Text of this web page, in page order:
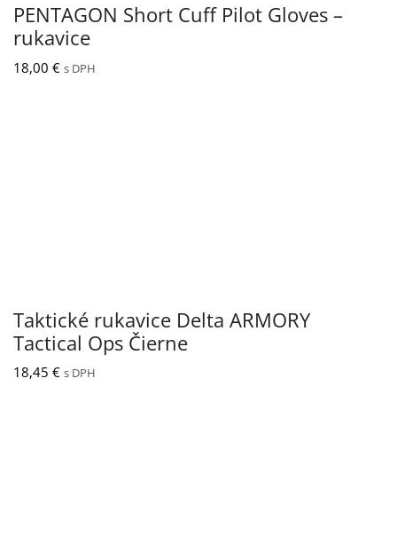
PENTAGON Short Cuff Pilot Gloves –
rukavice
18,00 € s DPH
Taktické rukavice Delta ARMORY
Tactical Ops Čierne
18,45 € s DPH